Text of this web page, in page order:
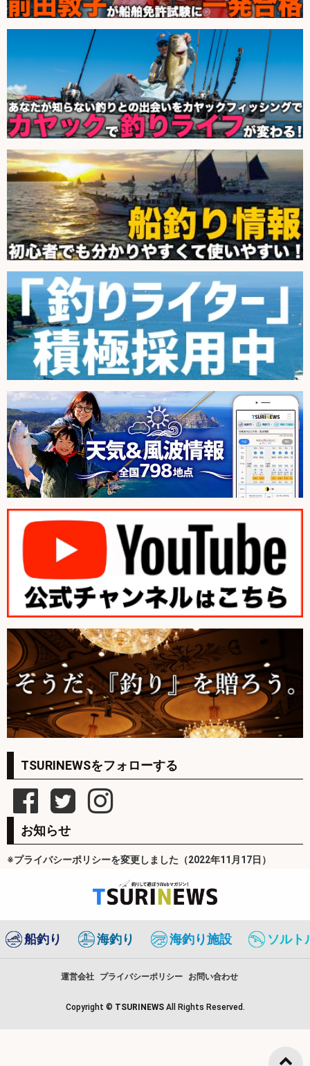
TSURINEWSをフォローする
お知らせ
※プライバシーポリシーを変更しました（2022年11月17日）
船釣り 海釣り 海釣り施設 ソルト
運営会社 プライバシーポリシー お問い合わせ
Copyright © TSURINEWS All Rights Reserved.